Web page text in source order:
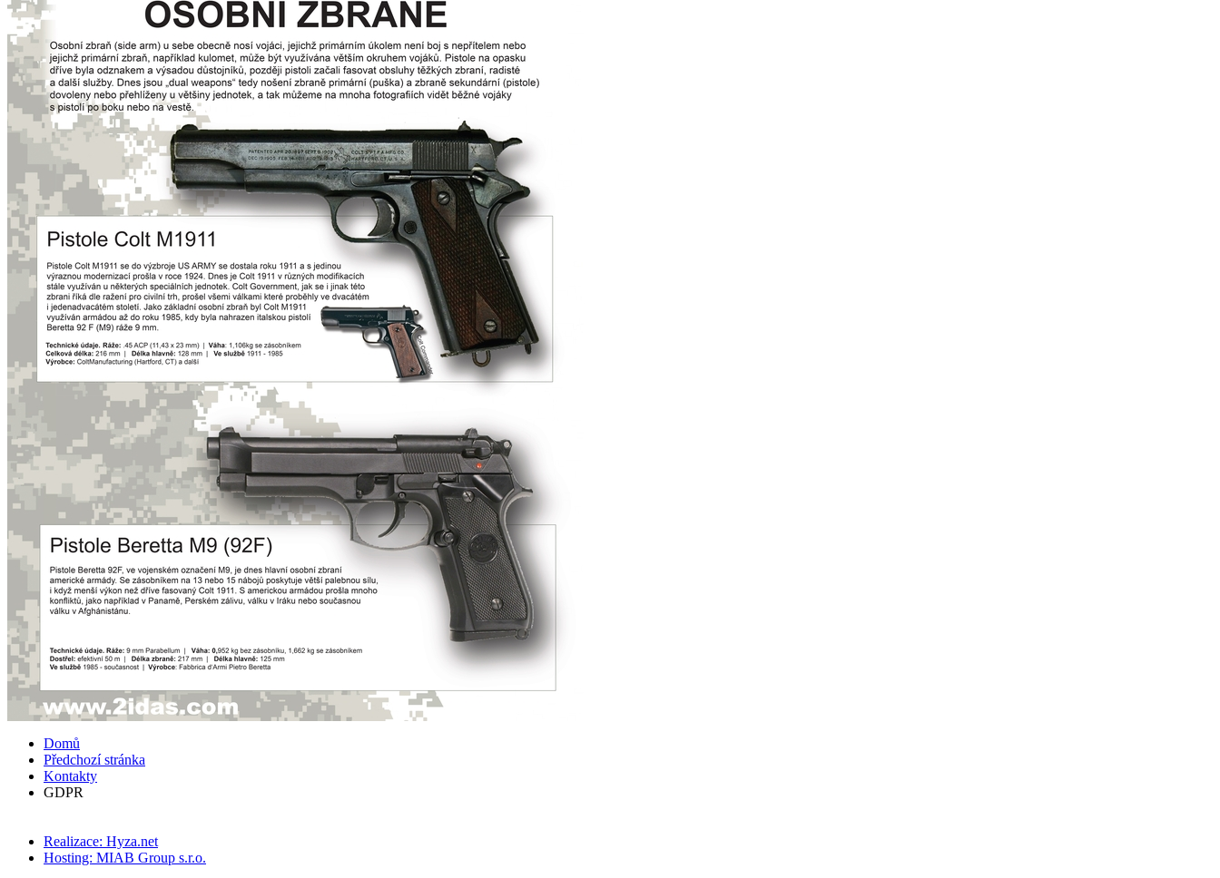
Domů
Předchozí stránka
Kontakty
GDPR
Realizace: Hyza.net
Hosting: MIAB Group s.r.o.